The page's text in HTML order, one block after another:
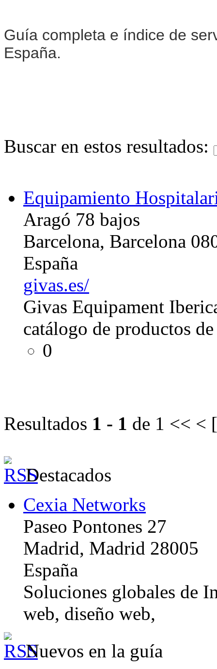
Guía completa e índice de
España.
Buscar en estos resultados:
Equipamiento
Aragó 78 bajos
Barcelona, Barcelona
España
givas.es/
Givas Equipament
catálogo de productos
0
Resultados 1 - 1 de 1 << < [
Destacados
Cexia Networks
Paseo Pontones 27
Madrid, Madrid 28005
España
Soluciones globales de
web, diseño web,
Nuevos en la guía